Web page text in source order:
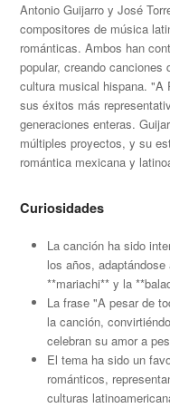
Antonio Guijarro y José
compositores de música
románticas. Ambos han
popular, creando
cultura musical hispana. "A
sus éxitos más
generaciones enteras.
múltiples proyectos, y su
romántica mexicana y
Curiosidades
La canción ha sido
los años,
**mariachi** y la
La frase "A pesar de
la canción,
celebran su amor a
El tema ha sido un
románticos,
culturas